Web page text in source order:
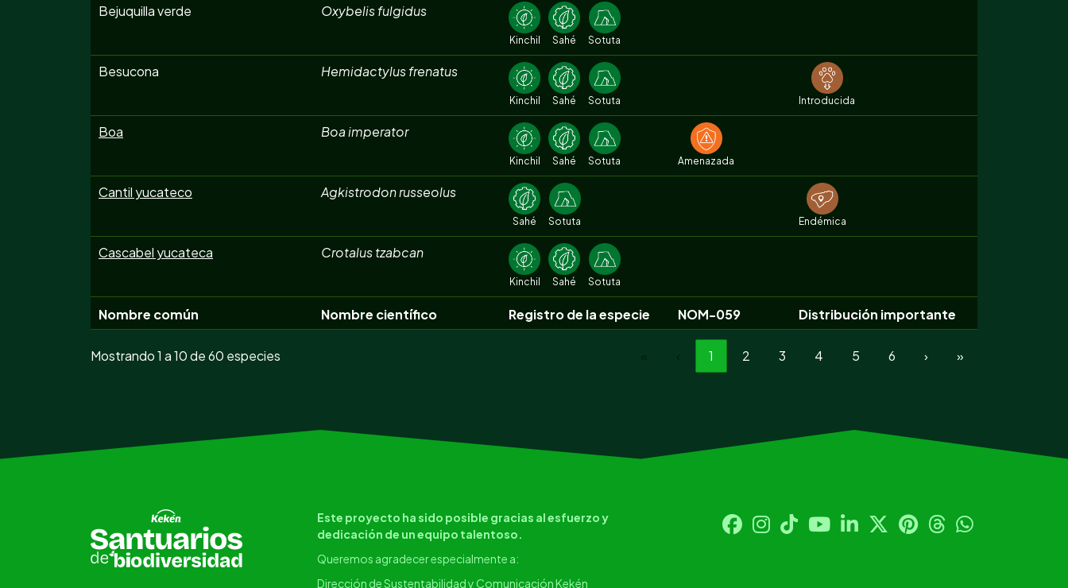
Bejuquilla verde Oxybelis fulgidus
Kinchil Sahé Sotuta
Besucona Hemidactylus frenatus
Kinchil Sahé Sotuta Introducida
Boa Boa imperator
Kinchil Sahé Sotuta Amenazada
Cantil yucateco Agkistrodon russeolus
Sahé Sotuta Endémica
Cascabel yucateca Crotalus tzabcan
Kinchil Sahé Sotuta
Nombre común Nombre científico Registro de la especie NOM-059 Distribución importante
Mostrando 1 a 10 de 60 especies 1 2 3 4 5 6 › »
Este proyecto ha sido posible gracias al esfuerzo y
dedicación de un equipo talentoso.
Queremos agradecer especialmente a:
Dirección de Sustentabilidad y Comunicación Kekén